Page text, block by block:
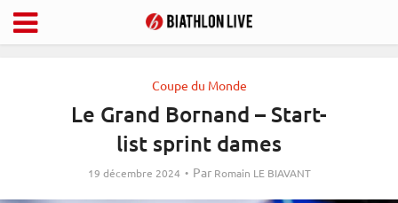
Coupe du Monde
Le Grand Bornand – Start-
list sprint dames
19 décembre 2024 Par Romain LE BIAVANT